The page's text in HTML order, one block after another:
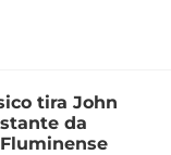
tira John
da